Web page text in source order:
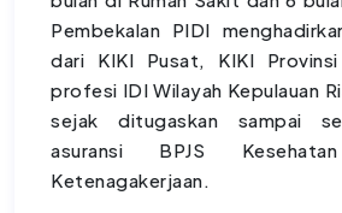
Pembekalan PIDI
dari KIKI Pusat, KIKI
profesi IDI Wilayah Kepulauan
sejak ditugaskan sampai
asuransi BPJS
Ketenagakerjaan.